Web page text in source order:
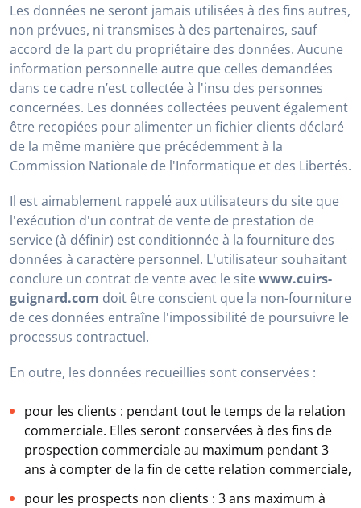
Les données ne seront jamais utilisées à des fins autres,
non prévues, ni transmises à des partenaires, sauf
accord de la part du propriétaire des données. Aucune
information personnelle autre que celles demandées
dans ce cadre n’est collectée à l'insu des personnes
concernées. Les données collectées peuvent également
être recopiées pour alimenter un fichier clients déclaré
de la même manière que précédemment à la
Commission Nationale de l'Informatique et des Libertés.
Il est aimablement rappelé aux utilisateurs du site que
l'exécution d'un contrat de vente de prestation de
service (à définir) est conditionnée à la fourniture des
données à caractère personnel. L'utilisateur souhaitant
conclure un contrat de vente avec le sitewww.cuirs-
guignard.com doit être conscient que la non-fourniture
de ces données entraîne l'impossibilité de poursuivre le
processus contractuel.
En outre, les données recueillies sont conservées :
pour les clients : pendant tout le temps de la relation
commerciale. Elles seront conservées à des fins de
prospection commerciale au maximum pendant 3
ans à compter de la fin de cette relation commerciale,
pour les prospects non clients : 3 ans maximum à